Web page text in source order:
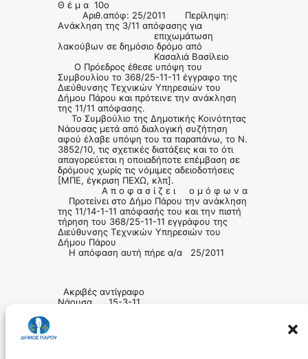
Θ έ μ α 10ο
Αριθ.απόφ: 25/2011 Περίληψη:
Aνάκληση της 3/11 απόφασης για
επιχωμάτωση
λακούβων σε δημόσιο δρόμο από
Κασαλιά Βασίλειο
O Πρόεδρος έθεσε υπόψη του
Συμβουλίου το 368/25-11-11 έγγραφο της
Διεύθυνσης Τεχνικών Υπηρεσιών του
Δήμου Πάρου και πρότεινε την ανάκληση
της 11/11 απόφασης.
Το Συμβούλιο της Δημοτικής Κοινότητας
Νάουσας μετά από διαλογική συζήτηση
αφού έλαβε υπόψη του τα παραπάνω, το Ν.
3852/10, τις σχετικές διατάξεις και το ότι
απαγορεύεται η οποιαδήποτε επέμβαση σε
δρόμους χωρίς τις νόμιμες αδειοδοτήσεις
[ΜΠΕ, έγκριση ΠΕΧΩ, κλπ].
Α π ο φ α σ ί ζ ε ι ο μ ό φ ω ν α
Προτείνει στο Δήμο Πάρου την ανάκληση
της 11/14-1-11 απόφασής του και την πιστή
τήρηση του 368/25-11-11 εγγράφου της
Διεύθυνσης Τεχνικών Υπηρεσιών του
Δήμου Πάρου
Η απόφαση αυτή πήρε α/α 25/2011
Ακριβές αντίγραφο
Νάουσα 15-3-11